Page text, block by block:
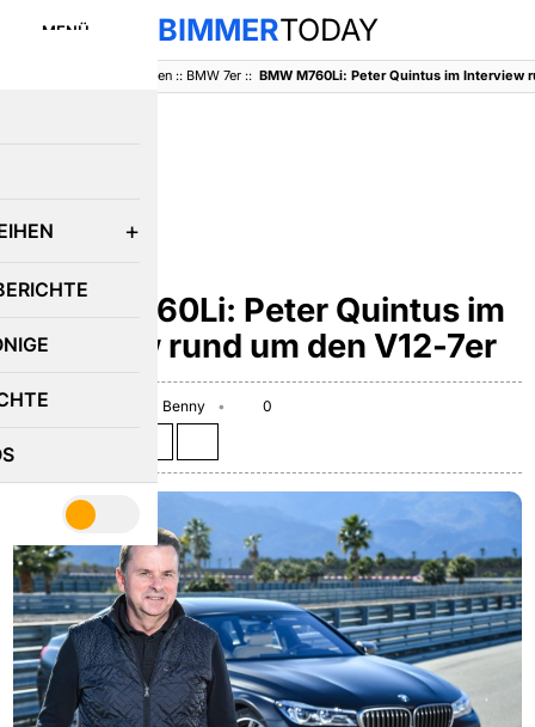
MENÜ BIMMERTODAY
Baureihen:: BMW 7er::
BMW M760Li: Peter Quintus im
Interview rund um den V12-7er
February 8, 2017 Benny
0